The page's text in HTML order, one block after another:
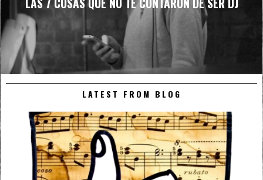
LATEST FROM BLOG